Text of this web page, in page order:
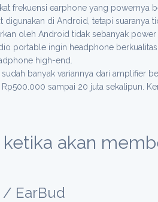
frekuensi earphone yang powernya
di Android, tetapi suaranya
oleh Android tidak sebanyak
portable ingin headphone
high-end.
banyak variannya dari amplifier
sampai 20 juta sekalipun.
akan
/ EarBud